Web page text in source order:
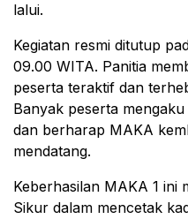
lalui.
Kegiatan resmi ditutup
09.00 WITA. Panitia
peserta teraktif dan
Banyak peserta
dan berharap MAKA
mendatang.
Keberhasilan MAKA 1 ini
Sikur dalam mencetak